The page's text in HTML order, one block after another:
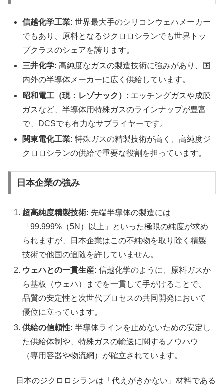
信越化学工業: 世界最大手のシリコンウェハメーカー
でもあり、原料となるジクロロシランでも世界トッ
プクラスのシェアを誇ります。
三井化学: 高純度なガスの製造技術に強みがあり、国
内外の半導体メーカーに広く供給しています。
昭和電工（現：レゾナック）: エッチングガスや成膜
ガスなど、半導体用特殊ガスのラインナップが豊富
で、DCSでも有力なサプライヤーです。
関東電化工業: 特殊ガスの精製技術が高く、高純度ジ
クロロシランの供給で重要な役割を担っています。
日本企業の強み
超高純度精製技術: 先端半導体の製造には
「99.999%（5N）以上」といった極限の純度が求め
られますが、日本企業はこの不純物を取り除く精製
技術で他国の追随を許していません。
ウェハとの一貫生産: 信越化学のように、原料ガスか
ら基板（ウェハ）までを一貫して手がけることで、
品質の安定性と次世代プロセスの共同開発において
優位に立っています。
供給の信頼性: 半導体ラインを止めないための安定し
た供給体制や、特殊ガスの輸送に関するノウハウ
（専用容器や物流網）が確立されています。
日本のジクロロシランは「代えがきかない」材料である